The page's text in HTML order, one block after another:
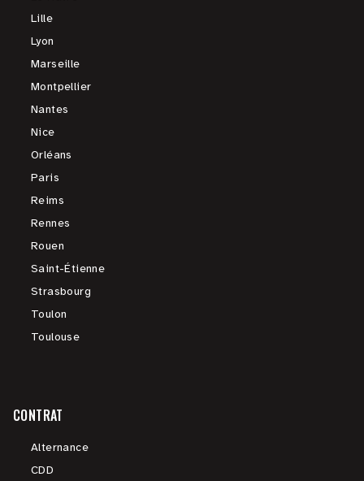
Lille
Lyon
Marseille
Montpellier
Nantes
Nice
Orléans
Paris
Reims
Rennes
Rouen
Saint-Étienne
Strasbourg
Toulon
Toulouse
CONTRAT
Alternance
CDD